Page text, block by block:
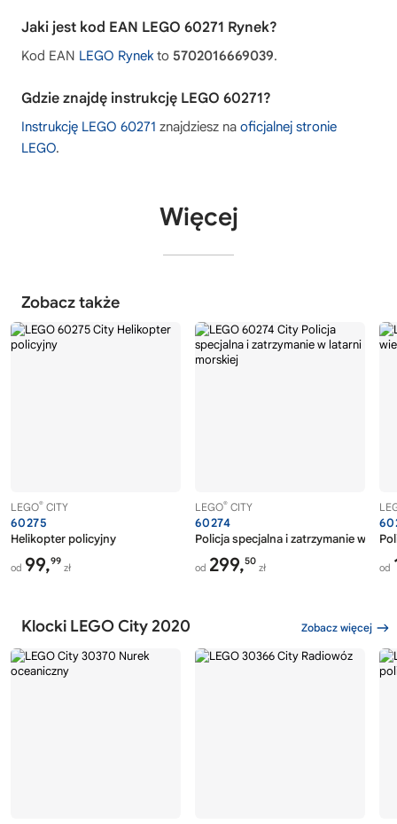
Jaki jest kod EAN LEGO 60271 Rynek?
Kod EAN LEGO Rynek to 5702016669039.
Gdzie znajdę instrukcję LEGO 60271?
Instrukcję LEGO 60271 znajdziesz na oficjalnej stronie
LEGO.
Więcej
Zobacz także
LEGO® CITY
60275
Helikopter policyjny
od 99,99
zł
LEGO® CITY
60274
Policja specjalna i zatrzymanie w
od 299,50
zł od
Klocki LEGO City 2020 Zobacz więcej